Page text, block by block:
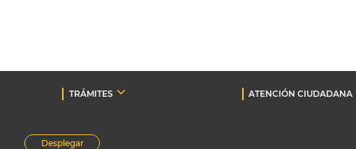
TRÁMITES
ATENCIÓN CIUDADANA
Desplegar